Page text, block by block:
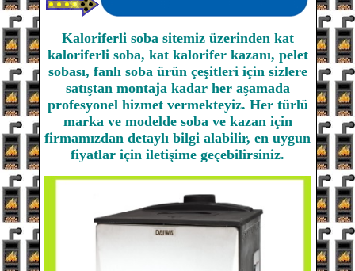
Kaloriferli soba sitemiz üzerinden kat
kaloriferli soba, kat kalorifer kazanı, pelet
sobası, fanlı soba ürün çeşitleri için sizlere
satıştan montaja kadar her aşamada
profesyonel hizmet vermekteyiz. Her türlü
marka ve modelde soba ve kazan için
firmamızdan detaylı bilgi alabilir, en uygun
fiyatlar için iletişime geçebilirsiniz.